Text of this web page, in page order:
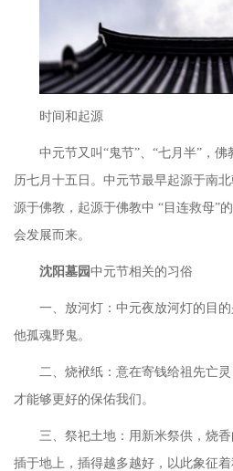
时间和起源
中元节又叫“鬼节”、“七月半”，
历七月十五日。中元节最早起源于南
源于佛教，起源于佛教中 “目连救母”
会发展而来。
沈阳墓园中元节相关的习俗
一、放河灯：中元夜放河灯的目
他孤魂野鬼。
二、烧袱纸：意在寄钱给祖先亡
才能够更好的保佑我们。
三、祭祀土地：用新米祭供，烧
插于地上，插得越多越好，以此象征着